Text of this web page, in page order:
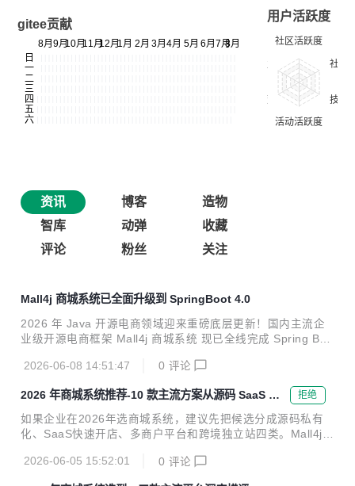
gitee贡献
用户活跃度
资讯 博客
造物
智库
动弹
收藏
评论
粉丝 关注
Mall4j 商城系统已全面升级到 SpringBoot 4.0
2026 年 Java 开源电商领域迎来重磅底层更新！国内主流企
业级开源电商框架 Mall4j 商城系统 现已全线完成 Spring Boo
本框架架构，实现性能、并发、安全、扩展性全方位跃升，成
为目前市面少数基于 SpringBoot4.0 构建的商用级开源电商系
统。 本次升级并非简单版本号迭代，而是对底层内核、运行机
制、线程模型、依赖体系的整体重构，完全适配 Java17+ 新
特性，大幅提升商城高并发承载能力，同时保持100% 开源、
无加密、业务完全兼容，新旧项目均可平滑升级。 一、为什么
升级 SpringB...
2026-06-08 14:51:47 0 评论
2026 年商城系统推荐-10 款主流方案从源码 SaaS 到
多商户对比
拒绝
如果企业在2026年选商城系统，建议先把候选分成源码私有
化、SaaS快速开店、多商户平台和跨境独立站四类。Mall4j应
业候选名单。 本文不把“商城系统推荐”写成简单排行榜，而是
2026-06-05 15:52:01 0 评论